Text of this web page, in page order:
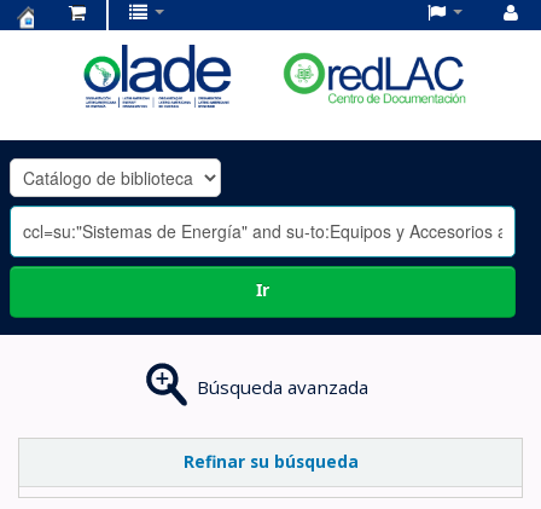
OLADE
-
Ir
Búsqueda avanzada
Refinar su búsqueda